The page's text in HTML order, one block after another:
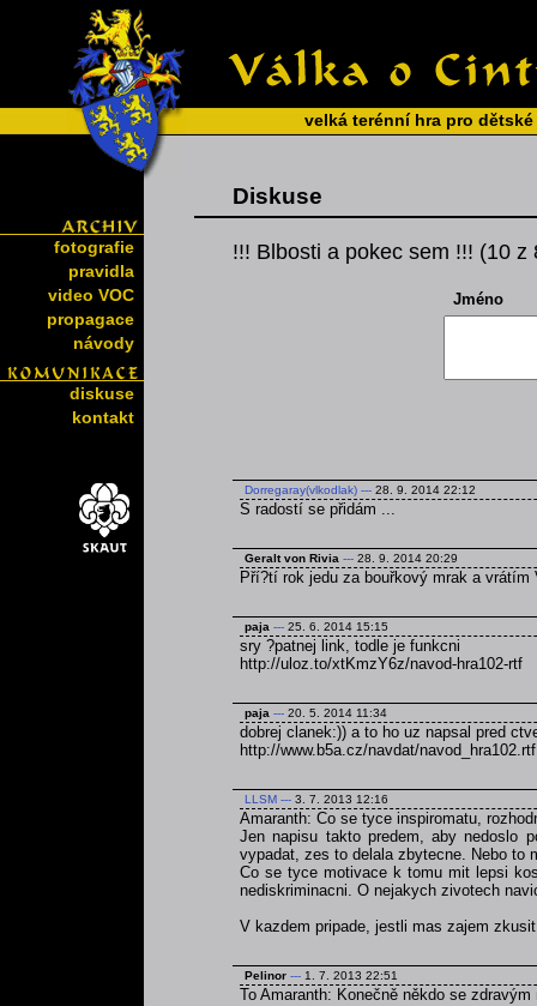
velká terénní hra pro
fotografie
pravidla
video VOC
propagace
návody
diskuse
kontakt
Diskuse
!!! Blbosti a pokec sem !!! (10 z
Jméno
Dorregaray(vlkodlak) --- 28. 9. 2014 22:12
S radostí se přidám ...
Geralt von Rivia --- 28. 9. 2014 20:29
Pří?tí rok jedu za bouřkový mrak a
paja --- 25. 6. 2014 15:15
sry ?patnej link, todle je funkcni
http://uloz.to/xtKmzY6z/navod-hra102-rtf
paja --- 20. 5. 2014 11:34
dobrej clanek:)) a to ho uz napsal pred
http://www.b5a.cz/navdat/navod_hra102.rtf
LLSM --- 3. 7. 2013 12:16
Amaranth: Co se tyce inspiromatu,
Jen napisu takto predem, aby nedoslo
vypadat, zes to delala zbytecne. Nebo to
Co se tyce motivace k tomu mit lepsi
nediskriminacni. O nejakych zivotech
V kazdem pripade, jestli mas zajem
Pelinor --- 1. 7. 2013 22:51
To Amaranth: Konečně někdo se zdravým